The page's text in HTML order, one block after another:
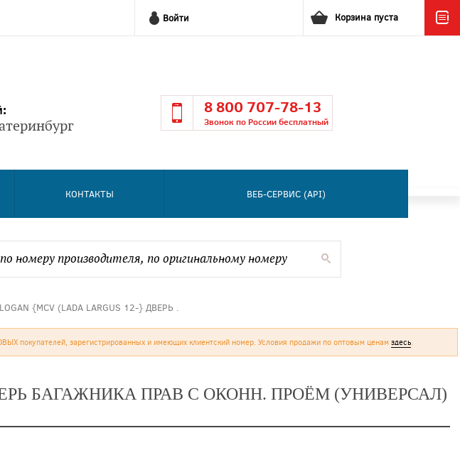
Войти Корзина пуста
8 800 707-78-13
Звонок по России бесплатный
КОНТАКТЫ ВЕБ-СЕРВИС (API)
LOGAN {MCV (LADA LARGUS 12-} ДВЕРЬ .
покупателей, зарегистрированных и имеющих клиентский номер. Условия продажи по оптовым ценам здесь.
БАГАЖНИКА ПРАВ С ОКОНН. ПРОЁМ (УНИВЕРСАЛ)